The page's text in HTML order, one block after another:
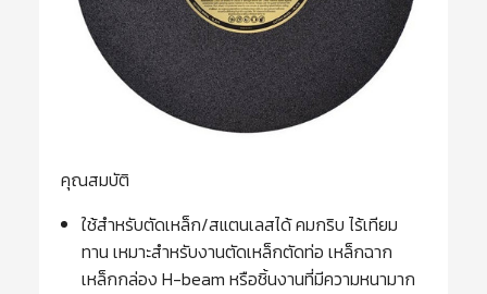
คุณสมบัติ
ใช้สำหรับตัดเหล็ก/สแตนเลสได้ คมกริบ ไร้เทียม
ทาน เหมาะสำหรับงานตัดเหล็กตัดท่อ เหล็กฉาก
เหล็กกล่อง H-beam หรือชิ้นงานที่มีความหนามาก